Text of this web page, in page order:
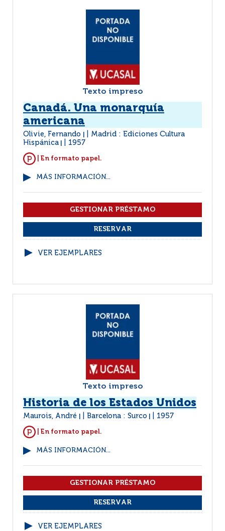
Texto impreso
Canadá. Una monarquía
americana
Olivie, Fernando
Madrid : Ediciones Cultura
Hispánica
1957
| En formato papel.
MÁS INFORMACIÓN...
VER EJEMPLARES
Texto impreso
Historia de los Estados Unidos
Maurois, André Barcelona : Surco 1957
| En formato papel.
MÁS INFORMACIÓN...
VER EJEMPLARES